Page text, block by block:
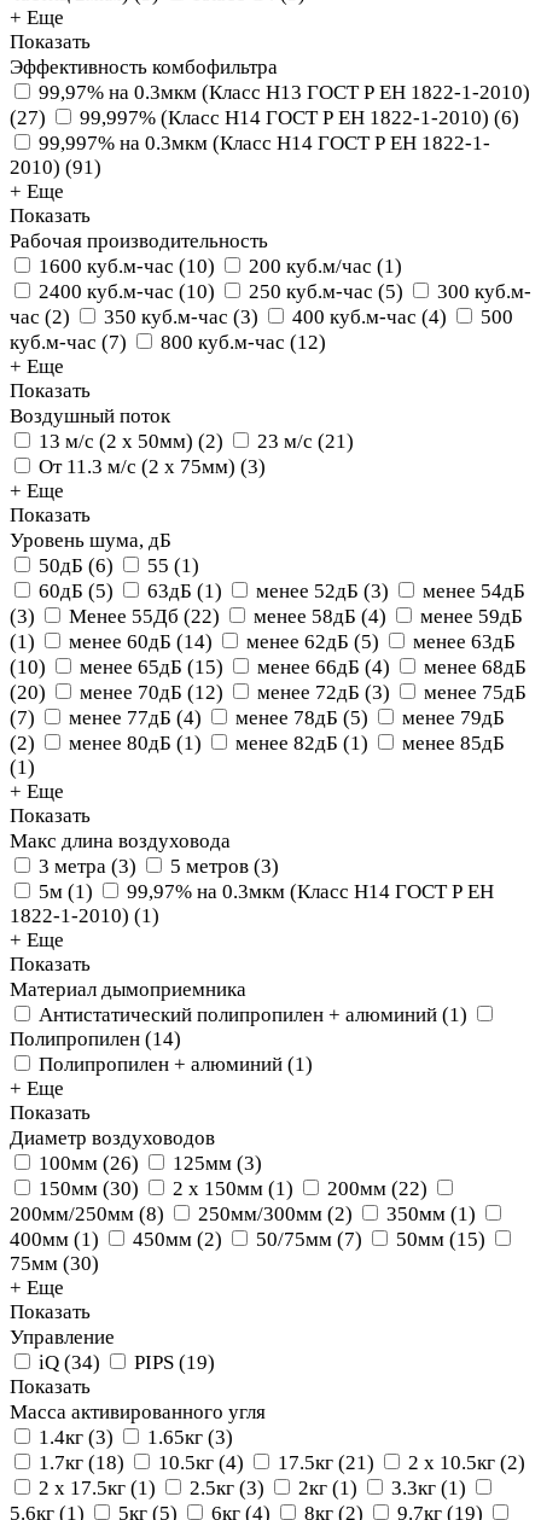
+ Еще
Показать
Эффективность комбофильтра
99,97% на 0.3мкм (Класс Н13 ГОСТ Р ЕН 1822-1-2010)
(27) 99,997% (Класс Н14 ГОСТ Р ЕН 1822-1-2010) (6)
99,997% на 0.3мкм (Класс Н14 ГОСТ Р ЕН 1822-1-
2010) (91)
+ Еще
Показать
Рабочая производительность
1600 куб.м-час (10) 200 куб.м/час (1)
2400 куб.м-час (10) 250 куб.м-час (5)
300 куб.м-
час (2) 350 куб.м-час (3) 400 куб.м-час (4)
500
куб.м-час (7) 800 куб.м-час (12)
+ Еще
Показать
Воздушный поток
13 м/с (2 х 50мм) (2) 23 м/с (21)
От 11.3 м/с (2 х 75мм) (3)
+ Еще
Показать
Уровень шума, дБ
50дБ (6) 55 (1)
60дБ (5) 63дБ (1) менее 52дБ (3)
менее 54дБ
(3) Менее 55Дб (22) менее 58дБ (4)
менее 59дБ
(1) менее 60дБ (14) менее 62дБ (5)
менее 63дБ
(10) менее 65дБ (15) менее 66дБ (4)
менее 68дБ
(20) менее 70дБ (12) менее 72дБ (3)
менее 75дБ
(7) менее 77дБ (4) менее 78дБ (5)
менее 79дБ
(2) менее 80дБ (1) менее 82дБ (1)
менее 85дБ
(1)
+ Еще
Показать
Макс длина воздуховода
3 метра (3) 5 метров (3)
5м (1)
99,97% на 0.3мкм (Класс Н14 ГОСТ Р ЕН
1822-1-2010) (1)
+ Еще
Показать
Материал дымоприемника
Антистатический полипропилен + алюминий (1)
Полипропилен (14)
Полипропилен + алюминий (1)
+ Еще
Показать
Диаметр воздуховодов
100мм (26) 125мм (3)
150мм (30) 2 х 150мм (1) 200мм (22)
200мм/250мм (8) 250мм/300мм (2) 350мм (1)
400мм (1) 450мм (2) 50/75мм (7) 50мм (15)
75мм (30)
+ Еще
Показать
Управление
iQ (34) PIPS (19)
Показать
Масса активированного угля
1.4кг (3) 1.65кг (3)
1.7кг (18) 10.5кг (4) 17.5кг (21) 2 х 10.5кг (2)
2 х 17.5кг (1) 2.5кг (3) 2кг (1) 3.3кг (1)
5.6кг (1) 5кг (5) 6кг (4) 8кг (2) 9.7кг (19)